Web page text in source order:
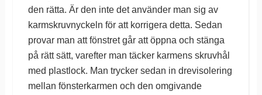
den rätta. Är den inte det använder man sig av
karmskruvnyckeln för att korrigera detta. Sedan
provar man att fönstret går att öppna och stänga
på rätt sätt, varefter man täcker karmens skruvhål
med plastlock. Man trycker sedan in drevisolering
mellan fönsterkarmen och den omgivande